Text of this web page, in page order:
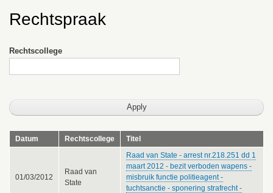
Rechtspraak
Rechtscollege
Datum Rechtscollege Titel
01/03/2012
Raad van
State
Raad van State - arrest nr.218.251 dd 1
maart 2012 - bezit verboden wapens -
misbruik functie politieagent -
tuchtsanctie - sponering strafrecht -